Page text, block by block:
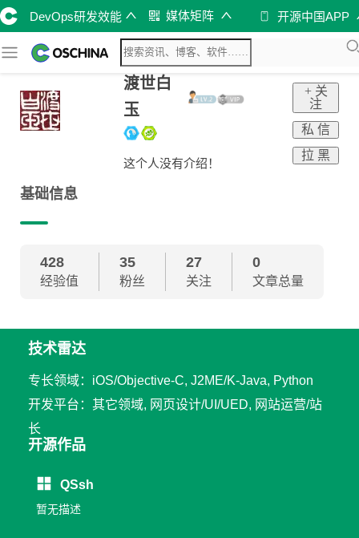
DevOps研发效能 媒体矩阵 开源中国APP
渡世白
玉
这个人没有介绍！
+ 关
注
私 信
拉 黑
基础信息
428
经验值
35
粉丝
27
关注
0
文章总量
技术雷达
专长领域：iOS/Objective-C, J2ME/K-Java, Python
开发平台：其它领域, 网页设计/UI/UED, 网站运营/站
长
开源作品
QSsh
暂无描述